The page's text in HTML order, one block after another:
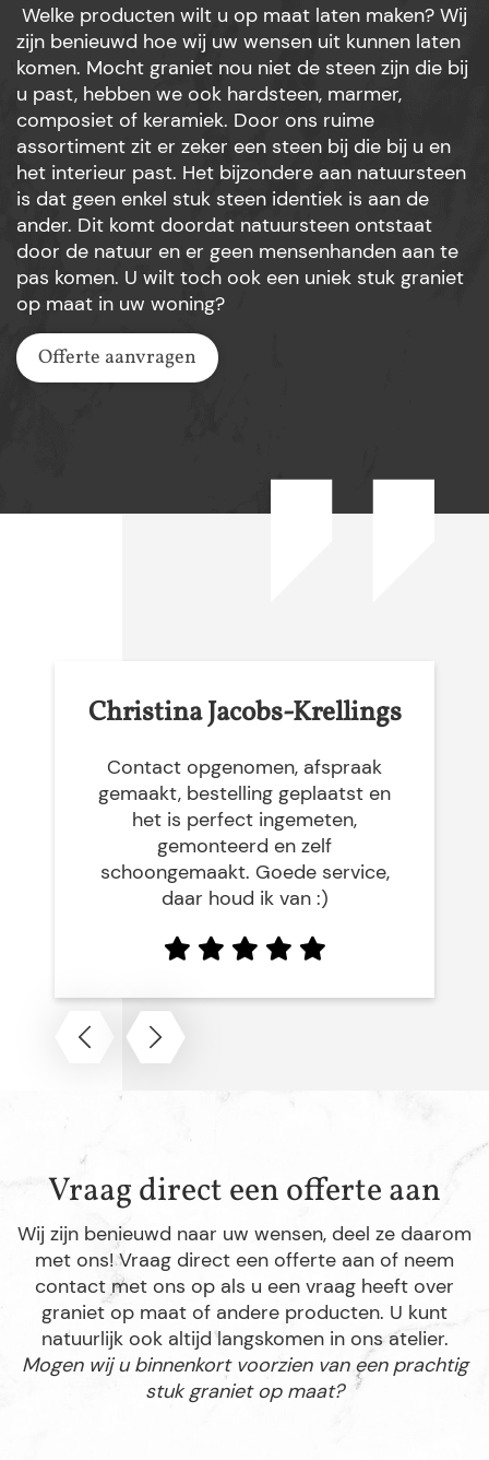
Welke producten wilt u op maat laten maken? Wij
zijn benieuwd hoe wij uw wensen uit kunnen laten
komen. Mocht graniet nou niet de steen zijn die bij
u past, hebben we ook hardsteen, marmer,
composiet of keramiek. Door ons ruime
assortiment zit er zeker een steen bij die bij u en
het interieur past. Het bijzondere aan natuursteen
is dat geen enkel stuk steen identiek is aan de
ander. Dit komt doordat natuursteen ontstaat
door de natuur en er geen mensenhanden aan te
pas komen. U wilt toch ook een uniek stuk graniet
op maat in uw woning?
Offerte aanvragen
Christina Jacobs-Krellings
Contact opgenomen, afspraak
gemaakt, bestelling geplaatst en
het is perfect ingemeten,
gemonteerd en zelf
schoongemaakt. Goede service,
daar houd ik van :)
Vraag direct een offerte aan
Wij zijn benieuwd naar uw wensen, deel ze daarom
met ons! Vraag direct een offerte aan of neem
contact met ons op als u een vraag heeft over
graniet op maat of andere producten. U kunt
natuurlijk ook altijd langskomen in ons atelier.
Mogen wij u binnenkort voorzien van een prachtig
stuk graniet op maat?